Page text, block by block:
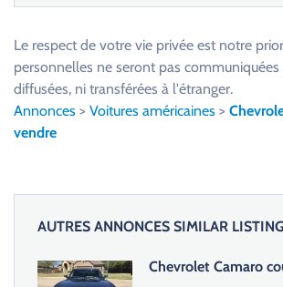
e
s
e
Le respect de votre vie privée est notre
personnelles ne seront pas communiquées
diffusées, ni transférées à l'étranger.
Annonces > Voitures américaines >
vendre
AUTRES ANNONCES SIMILAR
Chevrolet Camaro